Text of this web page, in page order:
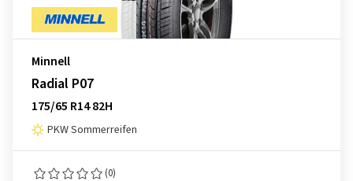
Minnell
Radial P07
175/65 R14 82H
PKW Sommerreifen
(0)